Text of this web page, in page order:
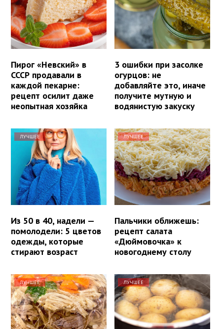
Пирог «Невский» в
СССР продавали в
каждой пекарне:
рецепт осилит даже
неопытная хозяйка
3 ошибки при засолке
огурцов: не
добавляйте это, иначе
получите мутную и
водянистую закуску
ЛУЧШЕЕ
Из 50 в 40, надели —
помолодели: 5 цветов
одежды, которые
стирают возраст
ЛУЧШЕЕ
Пальчики оближешь:
рецепт салата
«Дюймовочка» к
новогоднему столу
ЛУЧШЕЕ ЛУЧШЕЕ